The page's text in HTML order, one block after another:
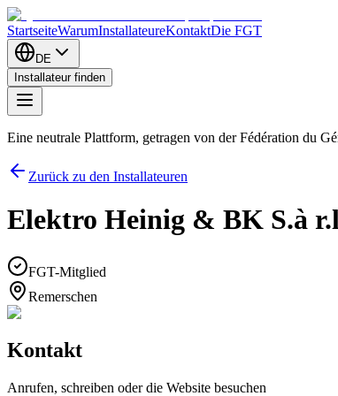
StartseiteWarumInstallateureKontaktDie FGT
DE
Installateur finden
Eine neutrale Plattform, getragen von der Fédération du
Zurück zu den Installateuren
Elektro Heinig & BK S.à
FGT-Mitglied
Remerschen
Kontakt
Anrufen, schreiben oder die Website besuchen